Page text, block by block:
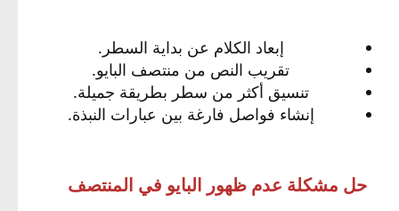
إبعاد الكلام عن بداية السطر.
تقريب النص من منتصف البايو.
تنسيق أكثر من سطر بطريقة جميلة.
إنشاء فواصل فارغة بين عبارات النبذة.
حل مشكلة عدم ظهور البايو في المنتصف